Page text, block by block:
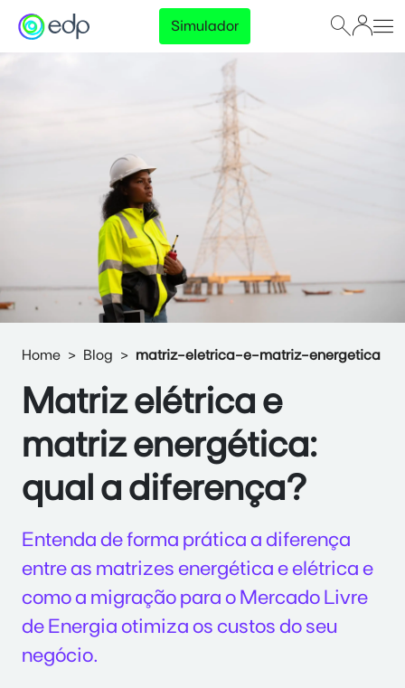
Simulador
Home Blog matriz-eletrica-e-matriz-energetica
Matriz elétrica e
matriz energética:
qual a diferença?
Entenda de forma prática a diferença
entre as matrizes energética e elétrica e
como a migração para o Mercado Livre
de Energia otimiza os custos do seu
negócio.